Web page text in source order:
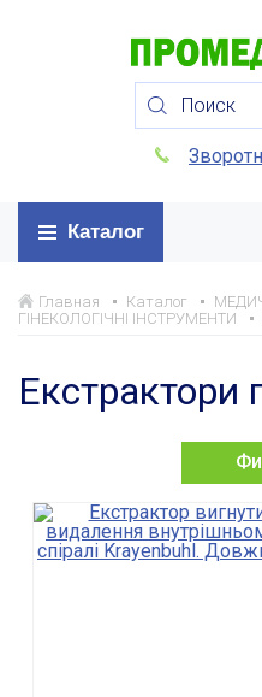
Каталог
Главная Каталог
ГІНЕКОЛОГІЧНІ ІНСТРУМЕНТИ
Екстрактори